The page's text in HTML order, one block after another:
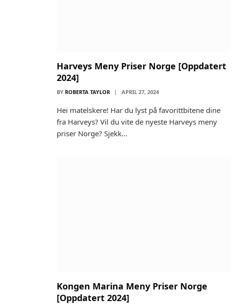
Harveys Meny Priser Norge [Oppdatert
2024]
BY ROBERTA TAYLOR APRIL 27, 2024
Hei matelskere! Har du lyst på favorittbitene dine
fra Harveys? Vil du vite de nyeste Harveys meny
priser Norge? Sjekk…
Kongen Marina Meny Priser Norge
[Oppdatert 2024]